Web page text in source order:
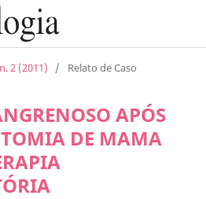
2 (2011) / Relato de Caso
APÓS
DE MAMA